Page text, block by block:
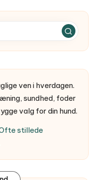
ven i hverdagen.
sundhed, foder
valg for din hund.
stillede